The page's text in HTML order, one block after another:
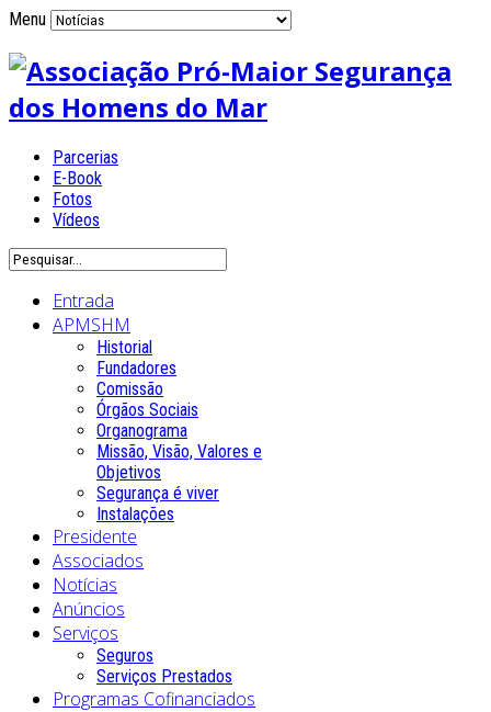
Menu
Parcerias
E-Book
Fotos
Vídeos
Entrada
APMSHM
Historial
Fundadores
Comissão
Órgãos Sociais
Organograma
Missão, Visão, Valores e
Objetivos
Segurança é viver
Instalações
Presidente
Associados
Notícias
Anúncios
Serviços
Seguros
Serviços Prestados
Programas Cofinanciados